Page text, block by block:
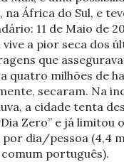
na África do Sul, e
11 de Maio de
a pior seca dos
que
quatro milhões de
secaram. Na
a cidade tenta
Zero” e já limitou
dia/pessoa (4,4
português).